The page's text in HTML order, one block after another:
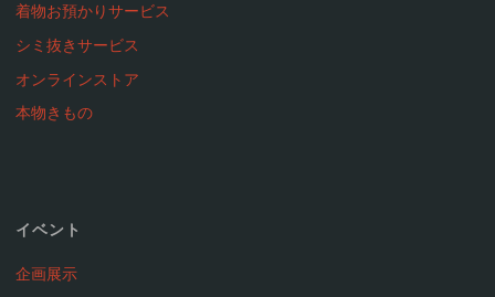
着物お預かりサービス
シミ抜きサービス
オンラインストア
本物きもの
イベント
企画展示